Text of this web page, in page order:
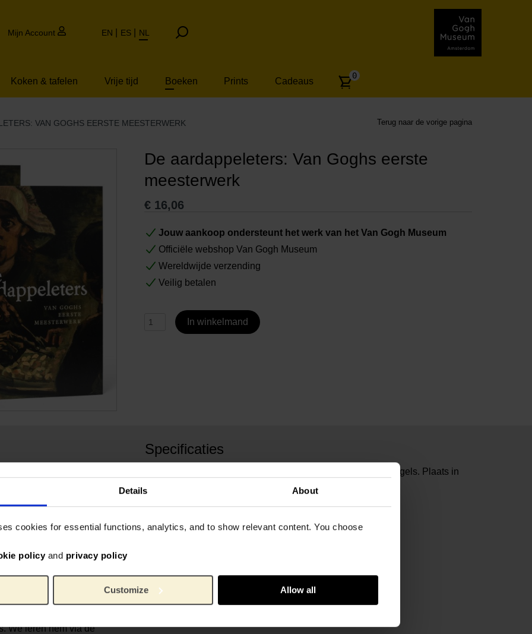
Details About
cookies for essential functions, analytics, and to show relevant content. You choose
policy and privacy policy
Customize Allow all
Mijn Account EN ES NL
Koken & tafelen Vrije tijd Boeken Prints Cadeaus
Aantal
0
VAN GOGHS EERSTE MEESTERWERK Terug naar de vorige pagina
De aardappeleters: Van Goghs eerste
meesterwerk
€ 16,06
Jouw aankoop ondersteunt het werk van het Van Gogh Museum
Officiële webshop Van Gogh Museum
Wereldwijde verzending
Veilig betalen
In winkelmand
van Goghs beroemdste
als ‘après tout het beste
in het voorjaar van
woonde en zijn broer
schilderen voor de
voor het boerenleven
eenvoudige maaltijd bij
leven in’ zat, daar was
wat hij wilde.
bij het Van
te werk ging bij de
We leren hem via de
Specificaties
Paperback • 104 pagina's. Beschikbaar in Nederlands en Engels. Plaats in
Merk: Tijdsbeeld | Van Gogh Museum
Gewicht: 360 gram
ISBN: 9789493070387 (NL)